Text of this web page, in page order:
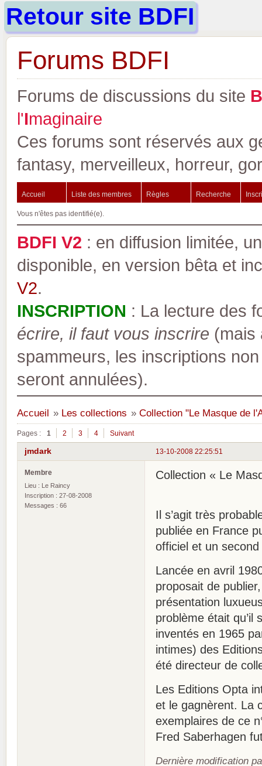
Retour site BDFI
Forums BDFI
Forums de discussions du site B
l'Imaginaire
Ces forums sont réservés aux
fantasy, merveilleux, horreur,
Accueil Liste des membres Règles Recherche
Vous n'êtes pas identifié(e).
BDFI V2 : en diffusion limitée,
disponible, en version bêta et
V2.
INSCRIPTION : La lecture des
écrire, il faut vous inscrire (mais
spammeurs, les inscriptions
seront annulées).
Accueil » Les collections » Collection "Le Masque de
Pages : 1 2 3 4 Suivant
13-10-2008 22:25:51
jmdark
Membre
Lieu : Le Raincy
Inscription : 27-08-2008
Messages : 66
Collection « Le
Il s’agit très
publiée en France
officiel et un
Lancée en avril
proposait de
présentation
problème était qu’il
inventés en 1965
intimes) des
été directeur de
Les Editions Opta
et le gagnèrent. La
exemplaires de ce
Fred Saberhagen
Dernière modification